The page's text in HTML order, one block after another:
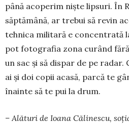
până acoperim niște lipsuri. În
săptămână, ar trebui să revin
tehnica militară e concentrată
pot fotografia zona curând
un sac și să dispar de pe radar.
ai și doi copii acasă, parcă te
înainte să te pui la drum.
– Alături de Ioana Călinescu,